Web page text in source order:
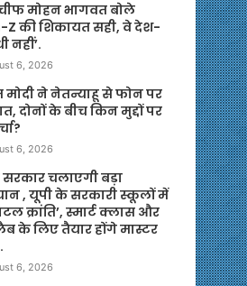
चीफ मोहन भागवत बोले
Z की शिकायत सही, वे देश-
नहीं’.
6, 2026
मोदी ने नेतन्याहू से फोन पर
दोनों के बीच किन मुद्दों पर
6, 2026
सरकार चलाएगी बड़ा
, यूपी के सरकारी स्कूलों में
क्रांति’, स्मार्ट क्लास और
के लिए तैयार होंगे मास्टर
6, 2026